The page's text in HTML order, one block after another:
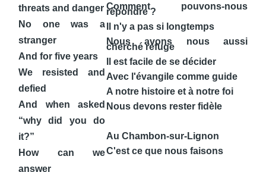
threats and danger
No one was a
stranger
And for five years
We resisted and
defied
And when asked
“why did you do
it?”
How can we
answer
Comment pouvons-nous
répondre ?
Il n'y a pas si longtemps
Nous avons nous aussi
cherché refuge
Il est facile de se décider
Avec l'évangile comme guide
A notre histoire et à notre foi
Nous devons rester fidèle
Au Chambon-sur-Lignon
C'est ce que nous faisons